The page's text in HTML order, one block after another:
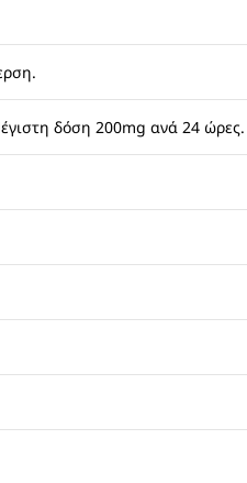
δόση 200mg ανά 24 ώρες.